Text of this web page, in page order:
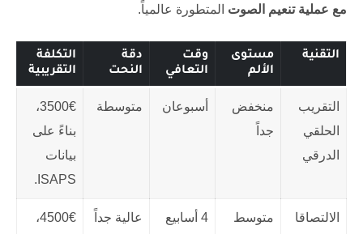
مع عملية تنعيم الصوت المتطورة عالمياً.
التقنية
مستوى
الألم
وقت
التعافي
دقة
النحت
التكلفة
التقريبية
التقريب
الحلقي
الدرقي
منخفض
جداً
أسبوعان متوسطة
3500€،
بناءً على
بيانات
ISAPS.
الالتصاقا
متوسط 4 أسابيع عالية جداً
4500€،